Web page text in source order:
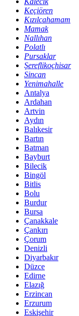
Keçiören
Kızılcahamam
Mamak
Nallıhan
Polatlı
Pursaklar
Şereflikoçhisar
Sincan
Yenimahalle
Antalya
Ardahan
Artvin
Aydın
Balıkesir
Bartın
Batman
Bayburt
Bilecik
Bingöl
Bitlis
Bolu
Burdur
Bursa
Çanakkale
Çankırı
Çorum
Denizli
Diyarbakır
Düzce
Edirne
Elazığ
Erzincan
Erzurum
Eskişehir